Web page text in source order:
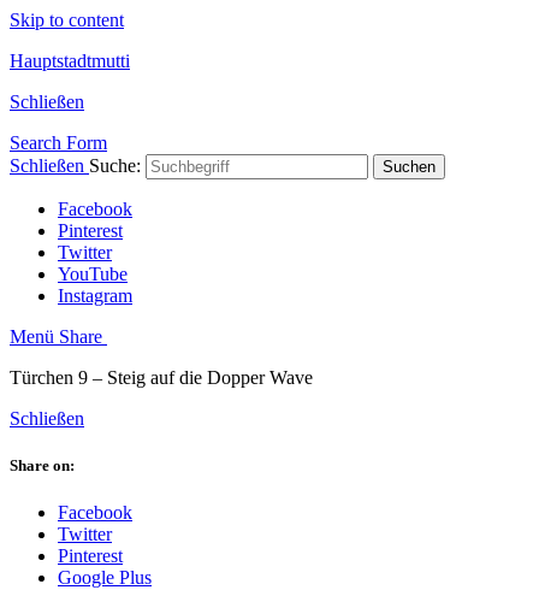
Skip to content
Hauptstadtmutti
Schließen
Search Form
Schließen Suche: Suchen
Facebook
Pinterest
Twitter
YouTube
Instagram
Menü Share
Türchen 9 – Steig auf die Dopper Wave
Schließen
Share on:
Facebook
Twitter
Pinterest
Google Plus